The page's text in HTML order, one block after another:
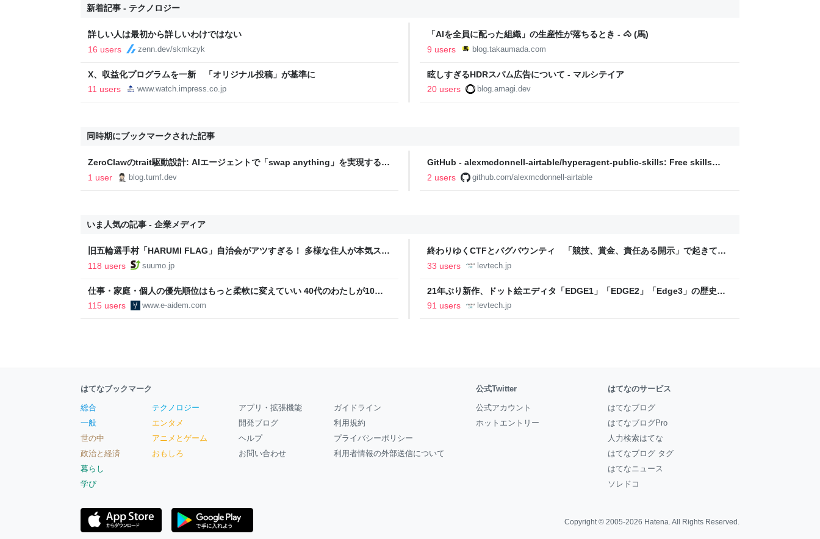
新着記事 - テクノロジー
詳しい人は最初から詳しいわけではない
16 users
zenn.dev/skmkzyk
「AIを全員に配った組織」の生産性が落ちるとき - 🐴 (馬)
9 users
blog.takaumada.com
X、収益化プログラムを一新 「オリジナル投稿」が基準に
11 users
www.watch.impress.co.jp
眩しすぎるHDRスパム広告について - マルシテイア
20 users
blog.amagi.dev
同時期にブックマークされた記事
ZeroClawのtrait駆動設計: AIエージェントで「swap anything」を実現する方
法
1 user blog.tumf.dev
GitHub - alexmcdonnell-airtable/hyperagent-public-skills: Free skills
from the Hyperagent team
2 users github.com/alexmcdonnell-airtable
いま人気の記事 - 企業メディア
旧五輪選手村「HARUMI FLAG」自治会がアツすぎる！ 多様な住人が本気スキ
ルで挑む、盆踊り2万人集客や交通改善など“街の価値向上”戦略 東京・中央
118 users suumo.jp
終わりゆくCTFとバグバウンティ 「競技、賞金、責任ある開示」で起きてい
ること【フォーカス】 - レバテックLAB
33 users levtech.jp
仕事・家庭・個人の優先順位はもっと柔軟に変えていい 40代のわたしが10年
後の自分に伝えたいこと - りっすん by イーアイデム
115 users www.e-aidem.com
21年ぶり新作、ドット絵エディタ「EDGE1」「EDGE2」「Edge3」の歴史に
ついて作者に聞く【フォーカス】 - レバテックLAB
91 users levtech.jp
はてなブックマーク
総合
一般
世の中
政治と経済
暮らし
学び
テクノロジー
エンタメ
アニメとゲーム
おもしろ
アプリ・拡張機能
開発ブログ
ヘルプ
お問い合わせ
ガイドライン
利用規約
プライバシーポリシー
利用者情報の外部送信について
公式Twitter
公式アカウント
ホットエントリー
はてなのサービス
はてなブログ
はてなブログPro
人力検索はてな
はてなブログ タグ
はてなニュース
ソレドコ
Copyright © 2005-2026 Hatena. All Rights Reserved.